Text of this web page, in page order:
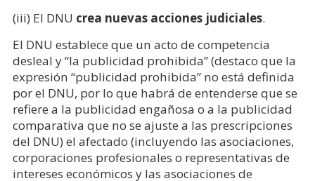
(iii) El DNU crea nuevas acciones judiciales.
El DNU establece que un acto de competencia
desleal y “la publicidad prohibida” (destaco que la
expresión “publicidad prohibida” no está definida
por el DNU, por lo que habrá de entenderse que se
refiere a la publicidad engañosa o a la publicidad
comparativa que no se ajuste a las prescripciones
del DNU) el afectado (incluyendo las asociaciones,
corporaciones profesionales o representativas de
intereses económicos y las asociaciones de